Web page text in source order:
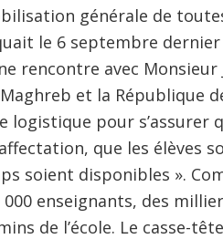
générale de
le 6 septembre
rencontre avec
et la République
logistique pour s’assurer
que les élèves
soient disponibles ».
000 enseignants, des
de l’école. Le casse-